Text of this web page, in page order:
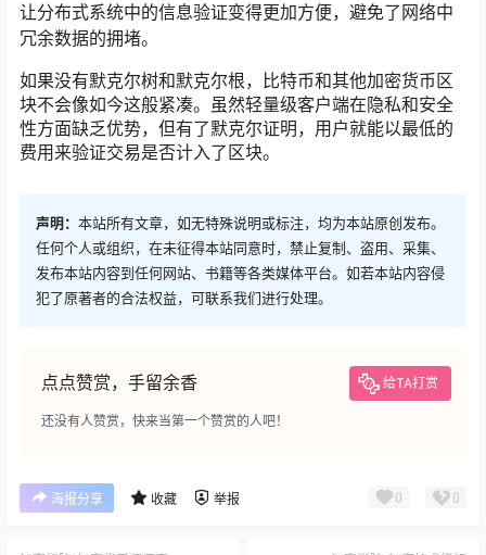
让分布式系统中的信息验证变得更加方便，避免了网络中
冗余数据的拥堵。
如果没有默克尔树和默克尔根，比特币和其他加密货币区
块不会像如今这般紧凑。虽然轻量级客户端在隐私和安全
性方面缺乏优势，但有了默克尔证明，用户就能以最低的
费用来验证交易是否计入了区块。
声明： 本站所有文章，如无特殊说明或标注，均为本站原创发布。
任何个人或组织，在未征得本站同意时，禁止复制、盗用、采集、
发布本站内容到任何网站、书籍等各类媒体平台。如若本站内容侵
犯了原著者的合法权益，可联系我们进行处理。
点点赞赏，手留余香 给TA打赏
还没有人赞赏，快来当第一个赞赏的人吧！
海报分享 收藏 举报 0 0